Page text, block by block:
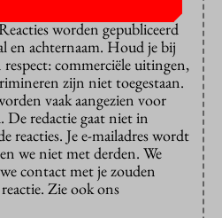
een e-mailadres dat is
worden gepubliceerd
en achternaam. Houd je bij
commerciële uitingen,
zijn niet toegestaan.
vaak aangezien voor
De redactie gaat niet in
reacties. Je e-mailadres wordt
we niet met derden. We
contact met je zouden
Zie ook ons